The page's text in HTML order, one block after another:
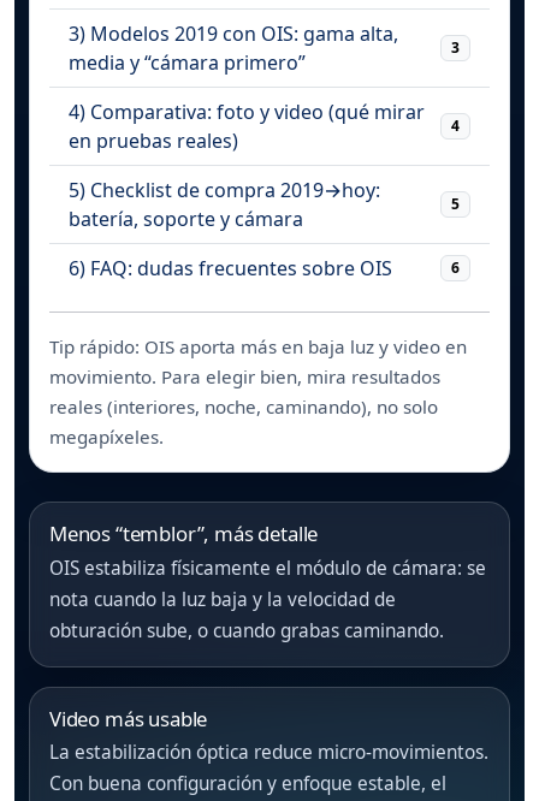
3) Modelos 2019 con OIS: gama alta,
media y “cámara primero”
3
4) Comparativa: foto y video (qué mirar
en pruebas reales)
4
5) Checklist de compra 2019→hoy:
batería, soporte y cámara
5
6) FAQ: dudas frecuentes sobre OIS 6
Tip rápido: OIS aporta más en baja luz y video en
movimiento. Para elegir bien, mira resultados
reales (interiores, noche, caminando), no solo
megapíxeles.
Menos “temblor”, más detalle
OIS estabiliza físicamente el módulo de cámara: se
nota cuando la luz baja y la velocidad de
obturación sube, o cuando grabas caminando.
Video más usable
La estabilización óptica reduce micro-movimientos.
Con buena configuración y enfoque estable, el